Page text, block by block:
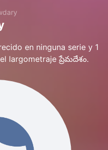
en ninguna serie y 1
largometraje ప్రేమదేశం.